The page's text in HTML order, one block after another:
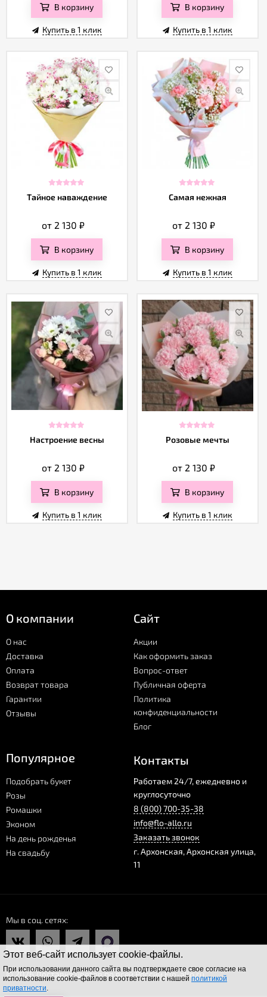
Этот веб-сайт использует cookie-файлы.
При использовании данного сайта вы подтверждаете свое согласие на
использование cookie-файлов в соответствии с нашей политикой
приватности.
В корзину
Купить в 1 клик
В корзину
Купить в 1 клик
Тайное наваждение
от 2 130₽
В корзину
Купить в 1 клик
Самая нежная
от 2 130₽
В корзину
Купить в 1 клик
Настроение весны
от 2 130₽
В корзину
Купить в 1 клик
Розовые мечты
от 2 130₽
В корзину
Купить в 1 клик
О компании
О нас
Доставка
Оплата
Возврат товара
Гарантии
Отзывы
Сайт
Акции
Как оформить заказ
Вопрос-ответ
Публичная оферта
Политика
конфиденциальности
Блог
Популярное
Подобрать букет
Розы
Ромашки
Эконом
На день рожденья
На свадьбу
Контакты
Работаем 24/7, ежедневно и
круглосуточно
8 (800) 700-35-38
info@flo-allo.ru
Заказать звонок
г.Архонская,Архонская улица,
11
Мы в соц. сетях
© 2026 Доставка цветов по всей России Flo-allo.ru